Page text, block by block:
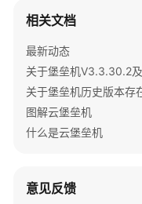
统
配
置
维
理
相关文档
最新动态
关于堡垒机V3.3.30.2
关于堡垒机历史版本存
图解云堡垒机
什么是云堡垒机
意见反馈